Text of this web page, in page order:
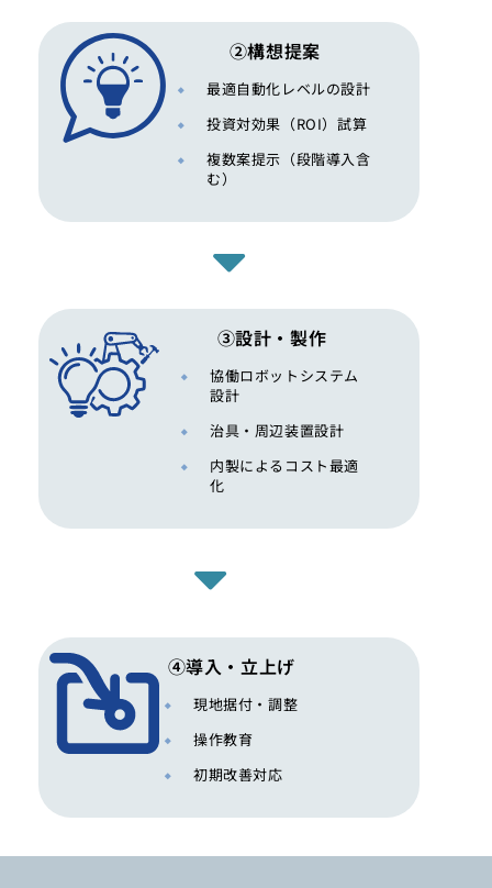
②構想提案
最適自動化レベルの設計
投資対効果（ROI）試算
複数案提示（段階導入含
む）
③設計・製作
協働ロボットシステム
設計
治具・周辺装置設計
内製によるコスト最適
化
④導入・立上げ
現地据付・調整
操作教育
初期改善対応